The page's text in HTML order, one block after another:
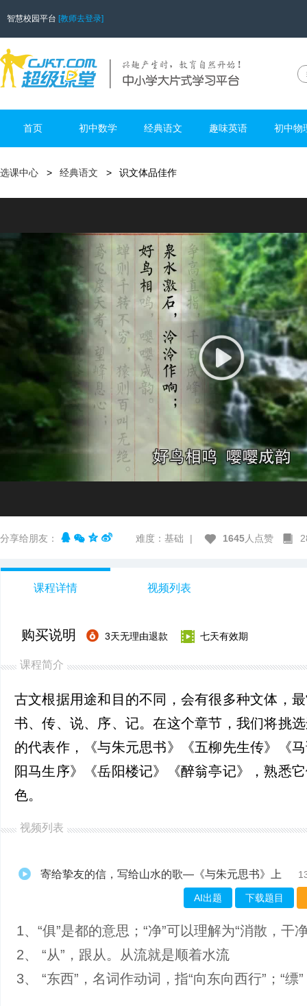
智慧校园平台 [教师去登录]
首页 初中数学 经典语文 趣味英语 初中物
选课中心 经典语文 识文体品佳作
分享给朋友： 难度：基础 | 1645人点赞
课程详情 视频列表
购买说明 3天无理由退款 七天有效期
课程简介
古文根据用途和目的不同，会有很多种文体，
书、传、说、序、记。在这个章节，我们将挑
的代表作，《与朱元思书》《五柳先生传》《
阳马生序》《岳阳楼记》《醉翁亭记》，熟悉
色。
视频列表
寄给挚友的信，写给山水的歌—《与朱元思书》上
AI出题 下载题目
1、“俱”是都的意思；“净”可以理解为“消散，干
2、 “从”，跟从。从流就是顺着水流
3、 “东西”，名词作动词，指“向东向西行”；“缥